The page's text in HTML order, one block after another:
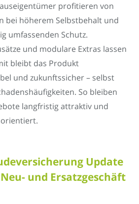
profitieren von
bei höherem Selbstbehalt und
umfassenden Schutz.
und modulare Extras lassen
bleibt das Produkt
und zukunftssicher – selbst
So bleiben
langfristig attraktiv und
Update
und Ersatzgeschäft